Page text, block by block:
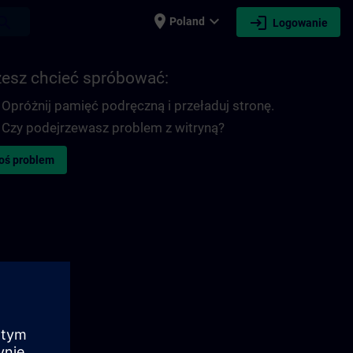
place Poland expand_more login Logowanie
chcieć spróbować:
Opróżnij pamięć podręczną i przeładuj stronę.
Czy podejrzewasz problem z witryną?
problem